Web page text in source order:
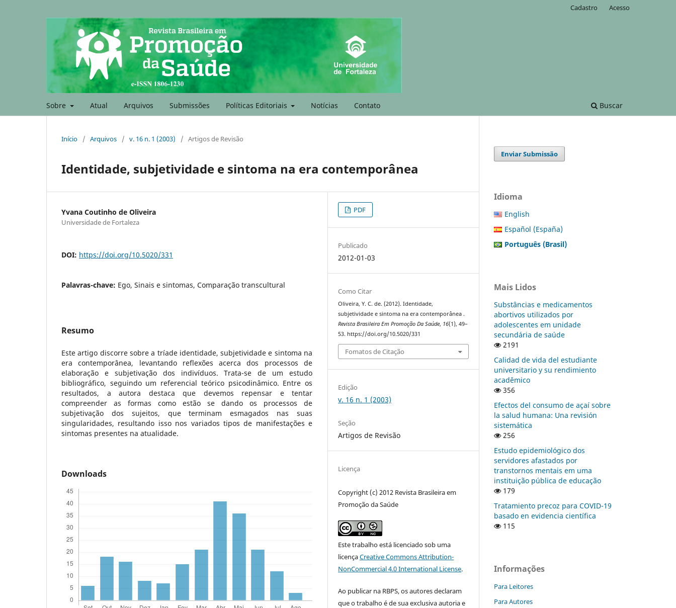
Sobre Atual Arquivos Submissões Políticas Editoriais Notícias Contato Buscar
Cadastro Acesso
Início / Arquivos / v. 16 n. 1 (2003) / Artigos de Revisão
Identidade, subjetividade e sintoma na era contemporânea
Yvana Coutinho de Oliveira
Universidade de Fortaleza
DOI: https://doi.org/10.5020/331
Palavras-chave: Ego, Sinais e sintomas, Comparação transcultural
Resumo
Este artigo discorre sobre a tríade identidade, subjetividade e sintoma na
era contemporânea, levantando reflexões acerca dos processos de
elaboração e subjetivação dos indivíduos. Trata-se de um estudo
bibliográfico, seguindo um referencial teórico psicodinâmico. Entre os
resultados, a autora destaca que devemos repensar e tentar
compreender as formas como estão se dando os processos de
subjetivação dos sujeitos, que terminam esmagados nas suas
singularidades, resultando isso nos variados tipos de manifestações e
sintomas presentes na atualidade.
Downloads
PDF
Publicado
2012-01-03
Como Citar
Oliveira, Y. C. de. (2012). Identidade,
subjetividade e sintoma na era contemporânea .
Revista Brasileira Em Promoção Da Saúde, 16(1), 49–
53. https://doi.org/10.5020/331
Fomatos de Citação
Edição
v. 16 n. 1 (2003)
Seção
Artigos de Revisão
Licença
Copyright (c) 2012 Revista Brasileira em
Promoção da Saúde
Este trabalho está licenciado sob uma
licençaCreative Commons Attribution-
NonCommercial 4.0 International License.
Ao publicar na RBPS, os autores declaram
que o trabalho é de sua exclusiva autoria e
Enviar Submissão
Idioma
English
Español (España)
Português (Brasil)
Mais Lidos
Substâncias e medicamentos
abortivos utilizados por
adolescentes em unidade
secundária de saúde
2191
Calidad de vida del estudiante
universitario y su rendimiento
acadêmico
356
Efectos del consumo de açaí sobre
la salud humana: Una revisión
sistemática
256
Estudo epidemiológico dos
servidores afastados por
transtornos mentais em uma
instituição pública de educação
179
Tratamiento precoz para COVID-19
basado en evidencia científica
115
Informações
Para Leitores
Para Autores